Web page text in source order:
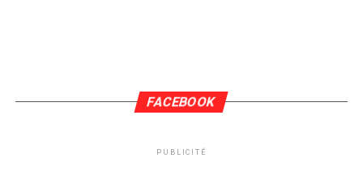
FACEBOOK
PUBLICITÉ